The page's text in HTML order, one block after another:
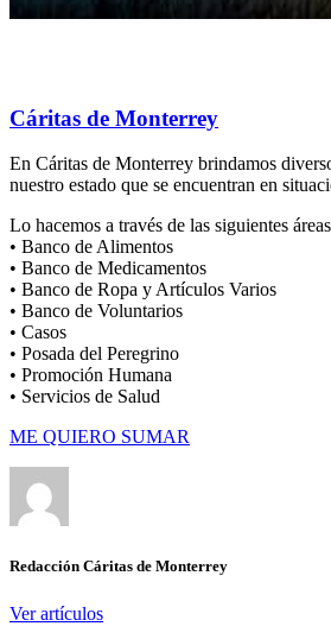
Cáritas de Monterrey
En Cáritas de Monterrey brindamos
nuestro estado que se encuentran en
Lo hacemos a través de las siguientes
• Banco de Alimentos
• Banco de Medicamentos
• Banco de Ropa y Artículos Varios
• Banco de Voluntarios
• Casos
• Posada del Peregrino
• Promoción Humana
• Servicios de Salud
ME QUIERO SUMAR
Redacción Cáritas de Monterrey
Ver artículos